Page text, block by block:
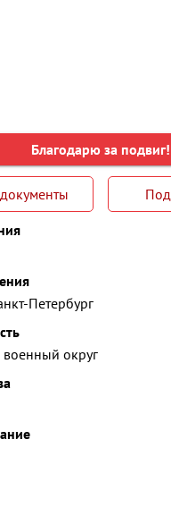
Благодарю за подвиг!
Петербург
округ